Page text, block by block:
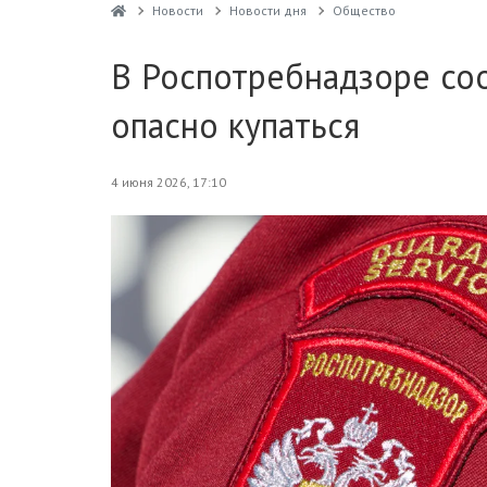
Новости Новости дня Общество
В Роспотребнадзоре
опасно купаться
4 июня 2026, 17:10